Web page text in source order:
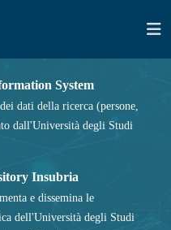
System
dati della ricerca (persone,
dall'Università degli Studi
Insubria
e dissemina le
dell'Università degli Studi